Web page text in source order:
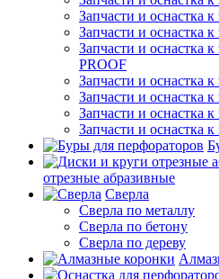
Запчасти и оснастка
Запчасти и оснастка
Запчасти и оснастка
PROOF
Запчасти и оснастка
Запчасти и оснастка
Запчасти и оснастка
Запчасти и оснастка
отрезные абразивные
Сверла
Сверла по металлу
Сверла по бетону
Сверла по дереву